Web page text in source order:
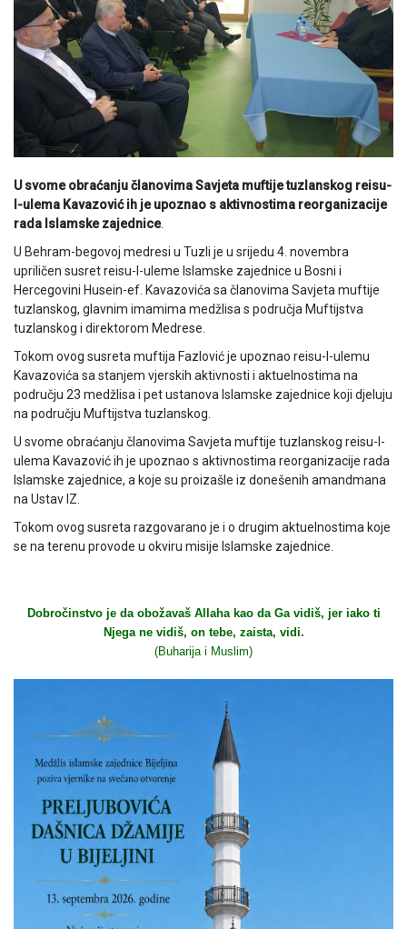
U svome obraćanju članovima Savjeta muftije tuzlanskog reisu-
l-ulema Kavazović ih je upoznao s aktivnostima reorganizacije
rada Islamske zajednice.
U Behram-begovoj medresi u Tuzli je u srijedu 4. novembra
upriličen susret reisu-l-uleme Islamske zajednice u Bosni i
Hercegovini Husein-ef. Kavazovića sa članovima Savjeta muftije
tuzlanskog, glavnim imamima medžlisa s područja Muftijstva
tuzlanskog i direktorom Medrese.
Tokom ovog susreta muftija Fazlović je upoznao reisu-l-ulemu
Kavazovića sa stanjem vjerskih aktivnosti i aktuelnostima na
području 23 medžlisa i pet ustanova Islamske zajednice koji djeluju
na području Muftijstva tuzlanskog.
U svome obraćanju članovima Savjeta muftije tuzlanskog reisu-l-
ulema Kavazović ih je upoznao s aktivnostima reorganizacije rada
Islamske zajednice, a koje su proizašle iz donešenih amandmana
na Ustav IZ.
Tokom ovog susreta razgovarano je i o drugim aktuelnostima koje
se na terenu provode u okviru misije Islamske zajednice.
Dobročinstvo je da obožavaš Allaha kao da Ga vidiš, jer iako ti
Njega ne vidiš, on tebe, zaista, vidi.
(Buharija i Muslim)